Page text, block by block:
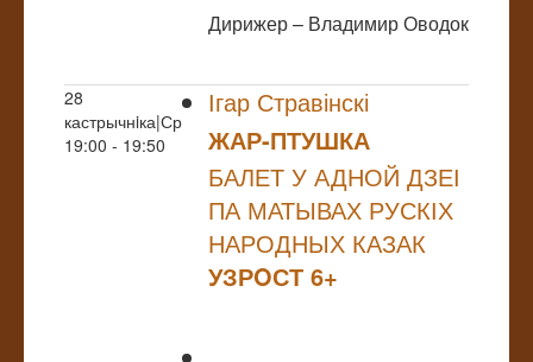
Дирижер – Владимир Оводок
28
кастрычнiка|Ср
19:00 - 19:50
Ігар Стравінскі
ЖАР-ПТУШКА
БАЛЕТ У АДНОЙ ДЗЕІ
ПА МАТЫВАХ РУСКІХ
НАРОДНЫХ КАЗАК
УЗРOСТ 6+